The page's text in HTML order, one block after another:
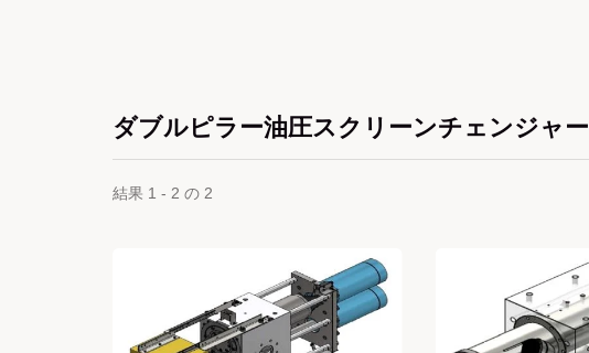
ダブルピラー油圧スクリーンチェンジャー
結果 1 - 2 の 2